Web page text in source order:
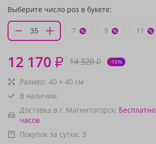
Выберите число роз в букете:
7 9 11
12 170 ₽ 14 320₽ -15%
Размер: 40 × 40 см
В наличии
Доставка в г. Магнитогорск: Бесплатно
часов
Покупок за сутки: 3